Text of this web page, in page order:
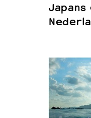
Japans